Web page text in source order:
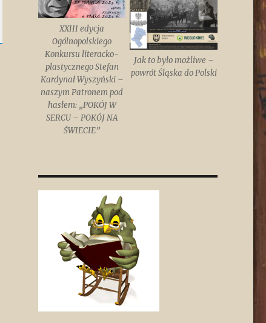
XXIII edycja
Ogólnopolskiego
Konkursu literacko-
plastycznego Stefan
Kardynał Wyszyński –
naszym Patronem pod
hasłem: „POKÓJ W
SERCU – POKÓJ NA
ŚWIECIE”
Jak to było możliwe –
powrót Śląska do Polski